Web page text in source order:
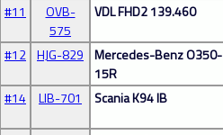
#11
OVB-
575
VDL FHD2 139.460
#12 HJG-829
Mercedes-Benz O350-
15R
#14 LIB-701 Scania K94 IB